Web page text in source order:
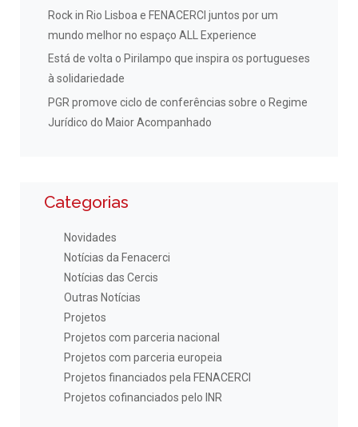
Rock in Rio Lisboa e FENACERCI juntos por um
mundo melhor no espaço ALL Experience
Está de volta o Pirilampo que inspira os portugueses
à solidariedade
PGR promove ciclo de conferências sobre o Regime
Jurídico do Maior Acompanhado
Categorias
Novidades
Notícias da Fenacerci
Notícias das Cercis
Outras Notícias
Projetos
Projetos com parceria nacional
Projetos com parceria europeia
Projetos financiados pela FENACERCI
Projetos cofinanciados pelo INR